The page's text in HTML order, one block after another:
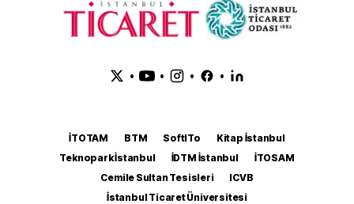
• • • •
İTOTAM BTM SoftITo
Kitap İstanbul
Teknopark İstanbul
İDTM İstanbul
İTOSAM
Cemile Sultan Tesisleri
ICVB
İstanbul Ticaret Üniversitesi